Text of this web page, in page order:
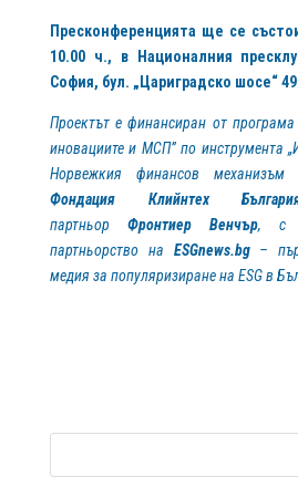
Пресконференцията ще се
10.00 ч., в Националния
София, бул. „Цариградско шосе“
Проектът е финансиран от програма
иновациите и МСП” по инструмента
Норвежкия финансов
Фондация Клийнтех
партньор Фронтиер Венчър, с
партньорство на ESGnews.bg–
медия за популяризиране на ESGв